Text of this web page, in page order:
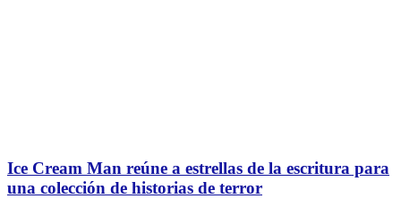
Ice Cream Man reúne a estrellas de la escritura para
una colección de historias de terror